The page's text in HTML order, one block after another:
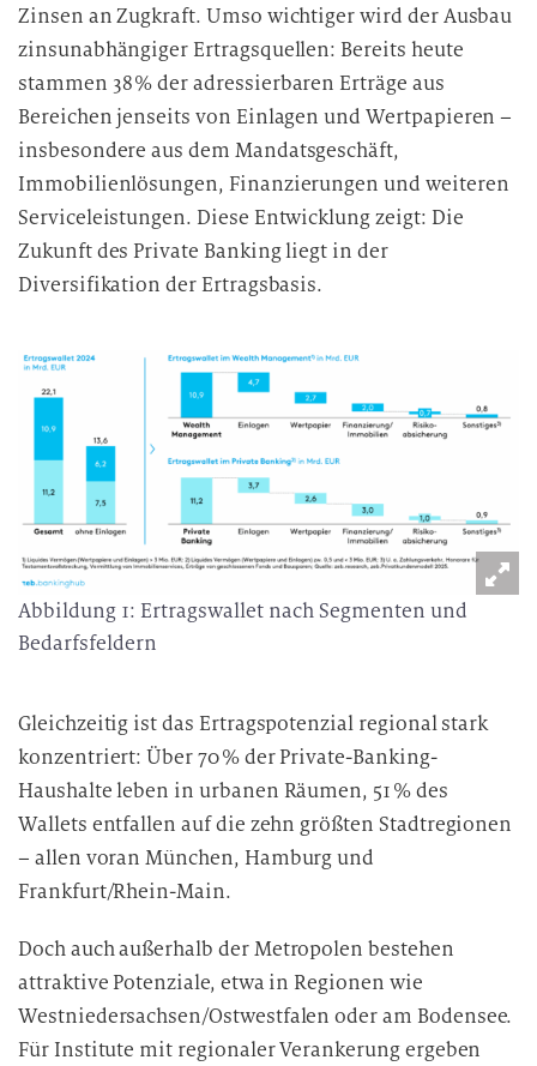
i
e
t
e
n
v
e
r
b
e
i
t
u
n
Zinsen an Zugkraft. Umso wichtiger wird der Ausbau
zinsunabhängiger Ertragsquellen: Bereits heute
stammen 38 % der adressierbaren Erträge aus
Bereichen jenseits von Einlagen und Wertpapieren –
insbesondere aus dem Mandatsgeschäft,
Immobilienlösungen, Finanzierungen und weiteren
Serviceleistungen. Diese Entwicklung zeigt: Die
Zukunft des Private Banking liegt in der
Diversifikation der Ertragsbasis.
Abbildung 1: Ertragswallet nach Segmenten und
Bedarfsfeldern
Gleichzeitig ist das Ertragspotenzial regional stark
konzentriert: Über 70 % der Private-Banking-
Haushalte leben in urbanen Räumen, 51 % des
Wallets entfallen auf die zehn größten Stadtregionen
– allen voran München, Hamburg und
Frankfurt/Rhein-Main.
Doch auch außerhalb der Metropolen bestehen
attraktive Potenziale, etwa in Regionen wie
Westniedersachsen/Ostwestfalen oder am Bodensee.
Für Institute mit regionaler Verankerung ergeben